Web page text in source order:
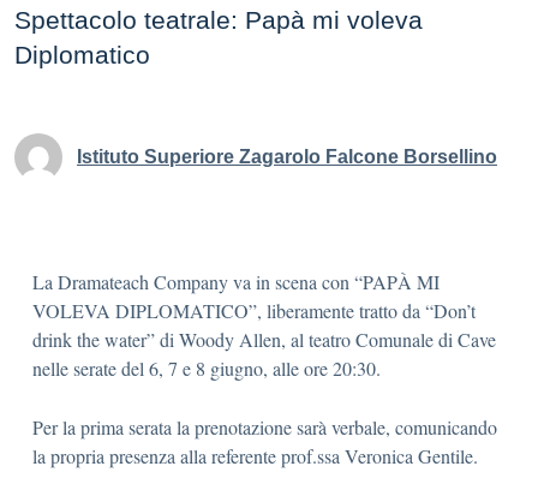
Spettacolo teatrale: Papà mi voleva
Diplomatico
Istituto Superiore Zagarolo Falcone Borsellino
La Dramateach Company va in scena con “PAPÀ MI
VOLEVA DIPLOMATICO”, liberamente tratto da “Don’t
drink the water” di Woody Allen, al teatro Comunale di Cave
nelle serate del 6, 7 e 8 giugno, alle ore 20:30.
Per la prima serata la prenotazione sarà verbale, comunicando
la propria presenza alla referente prof.ssa Veronica Gentile.